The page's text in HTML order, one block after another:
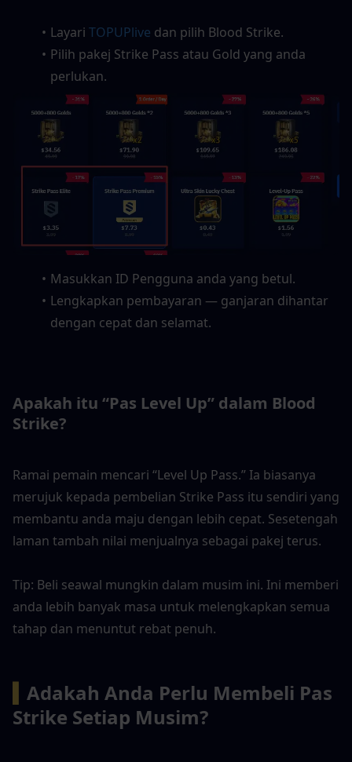
Layari TOPUPlive dan pilih Blood Strike.
Pilih pakej Strike Pass atau Gold yang anda
perlukan.
Masukkan ID Pengguna anda yang betul.
Lengkapkan pembayaran — ganjaran dihantar
dengan cepat dan selamat.
Apakah itu “Pas Level Up” dalam Blood
Strike?
Ramai pemain mencari “Level Up Pass.” Ia biasanya
merujuk kepada pembelian Strike Pass itu sendiri yang
membantu anda maju dengan lebih cepat. Sesetengah
laman tambah nilai menjualnya sebagai pakej terus.
Tip: Beli seawal mungkin dalam musim ini. Ini memberi
anda lebih banyak masa untuk melengkapkan semua
tahap dan menuntut rebat penuh.
Adakah Anda Perlu Membeli Pas
Strike Setiap Musim?